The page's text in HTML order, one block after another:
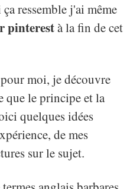
ressemble j'ai même
pinterestà la fin de cet
moi, je découvre
que le principe et la
quelques idées
de mes
sur le sujet.